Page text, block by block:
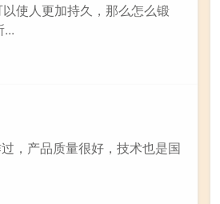
使人更加持久，那么怎么锻
，产品质量很好，技术也是国